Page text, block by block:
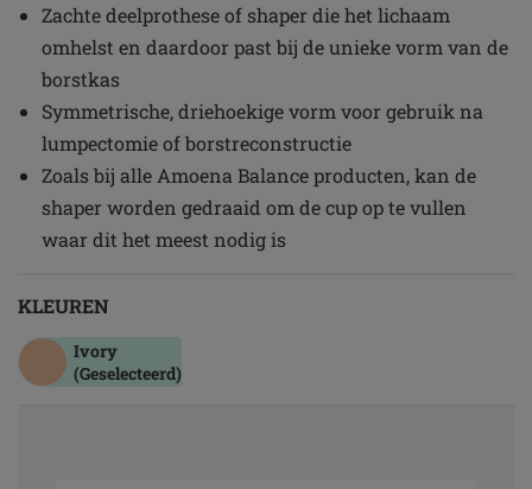
Zachte deelprothese of shaper die het lichaam
omhelst en daardoor past bij de unieke vorm van de
borstkas
Symmetrische, driehoekige vorm voor gebruik na
lumpectomie of borstreconstructie
Zoals bij alle Amoena Balance producten, kan de
shaper worden gedraaid om de cup op te vullen
waar dit het meest nodig is
KLEUREN
Ivory
(Geselecteerd)